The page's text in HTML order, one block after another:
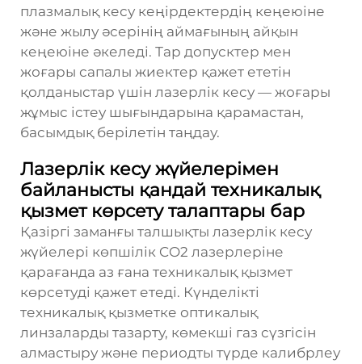
плазмалық кесу кеңірдектердің кеңеюіне
және жылу әсерінің аймағының айқын
кеңеюіне әкеледі. Тар допусктер мен
жоғары сапалы жиектер қажет ететін
қолданыстар үшін лазерлік кесу — жоғары
жұмыс істеу шығындарына қарамастан,
басымдық берілетін таңдау.
Лазерлік кесу жүйелерімен
байланысты қандай техникалық
қызмет көрсету талаптары бар
Қазіргі заманғы талшықты лазерлік кесу
жүйелері көпшілік CO2 лазерлеріне
қарағанда аз ғана техникалық қызмет
көрсетуді қажет етеді. Күнделікті
техникалық қызметке оптикалық
линзаларды тазарту, көмекші газ сүзгісін
алмастыру және периодты түрде калибрлеу